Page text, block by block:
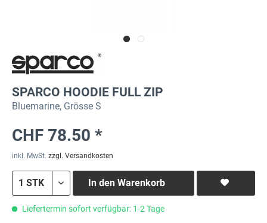
SPARCO HOODIE FULL ZIP
Bluemarine, Grösse S
CHF 78.50 *
inkl. MwSt. zzgl. Versandkosten
In den Warenkorb
Liefertermin sofort verfügbar: 1-2 Tage